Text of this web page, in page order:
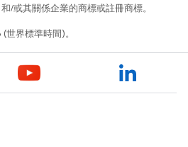
/或其關係企業的商標或註冊商標。
界標準時間)。